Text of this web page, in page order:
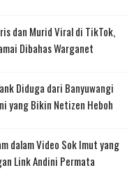
dan Murid Viral di TikTok,
Dibahas Warganet
Diduga dari Banyuwangi
yang Bikin Netizen Heboh
dalam Video Sok Imut yang
Link Andini Permata